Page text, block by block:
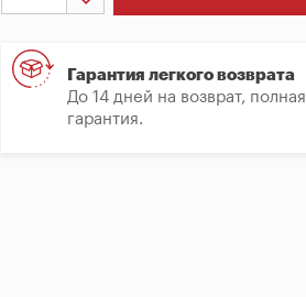
Гарантия легкого возврата
До 14 дней на возврат, полная
гарантия.